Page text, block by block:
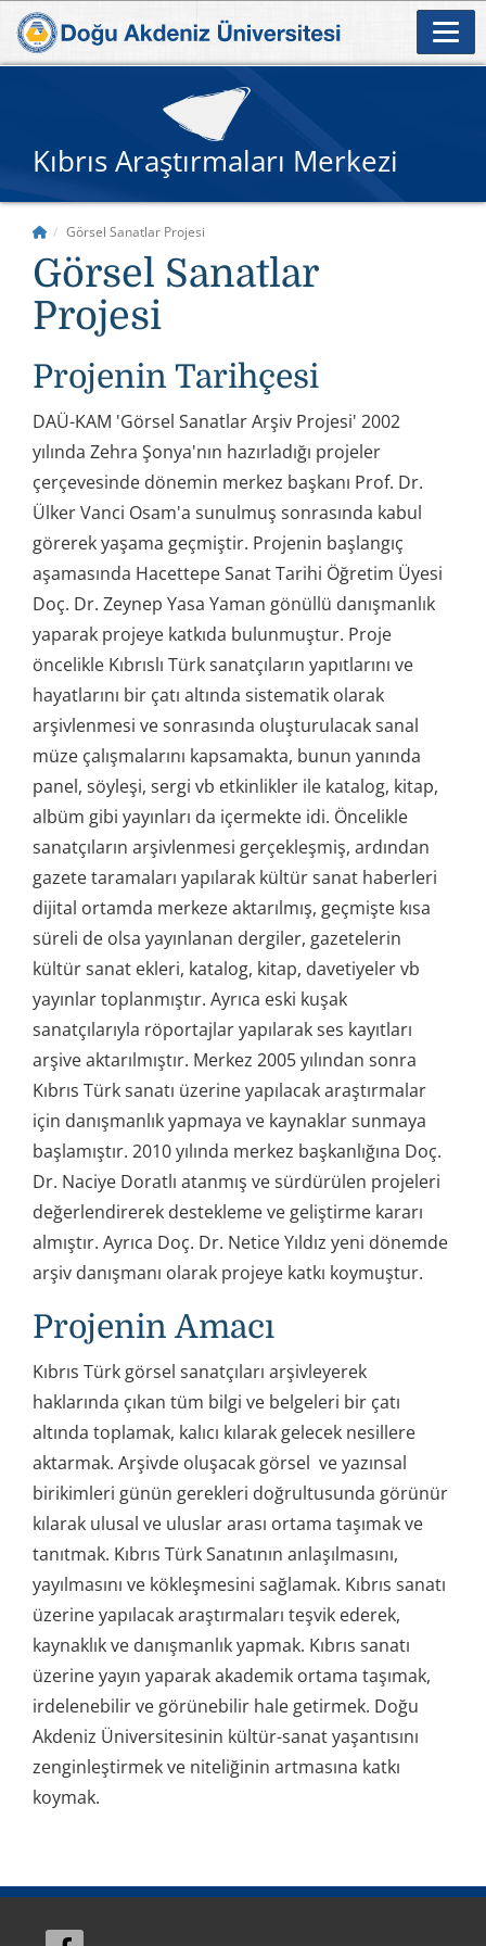
Kıbrıs Araştırmaları Merkezi
Görsel Sanatlar Projesi
Görsel Sanatlar
Projesi
Projenin Tarihçesi
DAÜ-KAM 'Görsel Sanatlar Arşiv Projesi' 2002
yılında Zehra Şonya'nın hazırladığı projeler
çerçevesinde dönemin merkez başkanı Prof. Dr.
Ülker Vanci Osam'a sunulmuş sonrasında kabul
görerek yaşama geçmiştir. Projenin başlangıç
aşamasında Hacettepe Sanat Tarihi Öğretim Üyesi
Doç. Dr. Zeynep Yasa Yaman gönüllü danışmanlık
yaparak projeye katkıda bulunmuştur. Proje
öncelikle Kıbrıslı Türk sanatçıların yapıtlarını ve
hayatlarını bir çatı altında sistematik olarak
arşivlenmesi ve sonrasında oluşturulacak sanal
müze çalışmalarını kapsamakta, bunun yanında
panel, söyleşi, sergi vb etkinlikler ile katalog, kitap,
albüm gibi yayınları da içermekte idi. Öncelikle
sanatçıların arşivlenmesi gerçekleşmiş, ardından
gazete taramaları yapılarak kültür sanat haberleri
dijital ortamda merkeze aktarılmış, geçmişte kısa
süreli de olsa yayınlanan dergiler, gazetelerin
kültür sanat ekleri, katalog, kitap, davetiyeler vb
yayınlar toplanmıştır. Ayrıca eski kuşak
sanatçılarıyla röportajlar yapılarak ses kayıtları
arşive aktarılmıştır. Merkez 2005 yılından sonra
Kıbrıs Türk sanatı üzerine yapılacak araştırmalar
için danışmanlık yapmaya ve kaynaklar sunmaya
başlamıştır. 2010 yılında merkez başkanlığına Doç.
Dr. Naciye Doratlı atanmış ve sürdürülen projeleri
değerlendirerek destekleme ve geliştirme kararı
almıştır. Ayrıca Doç. Dr. Netice Yıldız yeni dönemde
arşiv danışmanı olarak projeye katkı koymuştur.
Projenin Amacı
Kıbrıs Türk görsel sanatçıları arşivleyerek
haklarında çıkan tüm bilgi ve belgeleri bir çatı
altında toplamak, kalıcı kılarak gelecek nesillere
aktarmak. Arşivde oluşacak görsel ve yazınsal
birikimleri günün gerekleri doğrultusunda görünür
kılarak ulusal ve uluslar arası ortama taşımak ve
tanıtmak. Kıbrıs Türk Sanatının anlaşılmasını,
yayılmasını ve kökleşmesini sağlamak. Kıbrıs sanatı
üzerine yapılacak araştırmaları teşvik ederek,
kaynaklık ve danışmanlık yapmak. Kıbrıs sanatı
üzerine yayın yaparak akademik ortama taşımak,
irdelenebilir ve görünebilir hale getirmek. Doğu
Akdeniz Üniversitesinin kültür-sanat yaşantısını
zenginleştirmek ve niteliğinin artmasına katkı
koymak.